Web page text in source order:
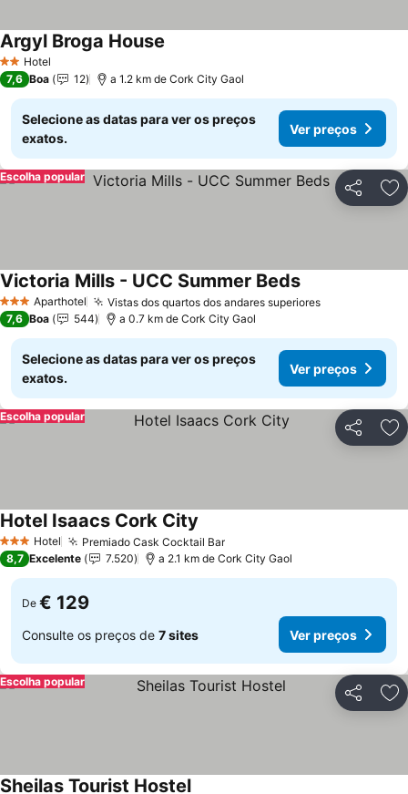
2 Estrelas
Hotel
Argyl Broga House
7,6 Boa 12 a 1.2 km de Cork City Gaol
Selecione as datas para ver os preços
exatos.
Ver preços
Partilhar
Escolha popular
3 EstrelasAparthotel Vistas dos quartos dos andares superiores
Victoria Mills - UCC Summer Beds
7,6 Boa 544 a 0.7 km de Cork City Gaol
Selecione as datas para ver os preços
exatos.
Ver preços
Partilhar
Escolha popular
3 EstrelasHotel Premiado Cask Cocktail Bar
Hotel Isaacs Cork City
8,7 Excelente 7.520 a 2.1 km de Cork City Gaol
De € 129
Consulte os preços de 7 sites Ver preços
Partilhar
Escolha popular
Sheilas Tourist Hostel